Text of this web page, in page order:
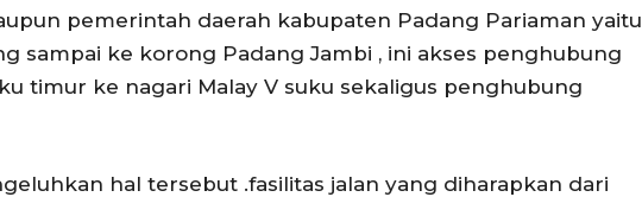
pemerintah daerah kabupaten Padang Pariaman yaitu
sampai ke korong Padang Jambi , ini akses penghubung
timur ke nagari Malay V suku sekaligus penghubung
hal tersebut .fasilitas jalan yang diharapkan dari